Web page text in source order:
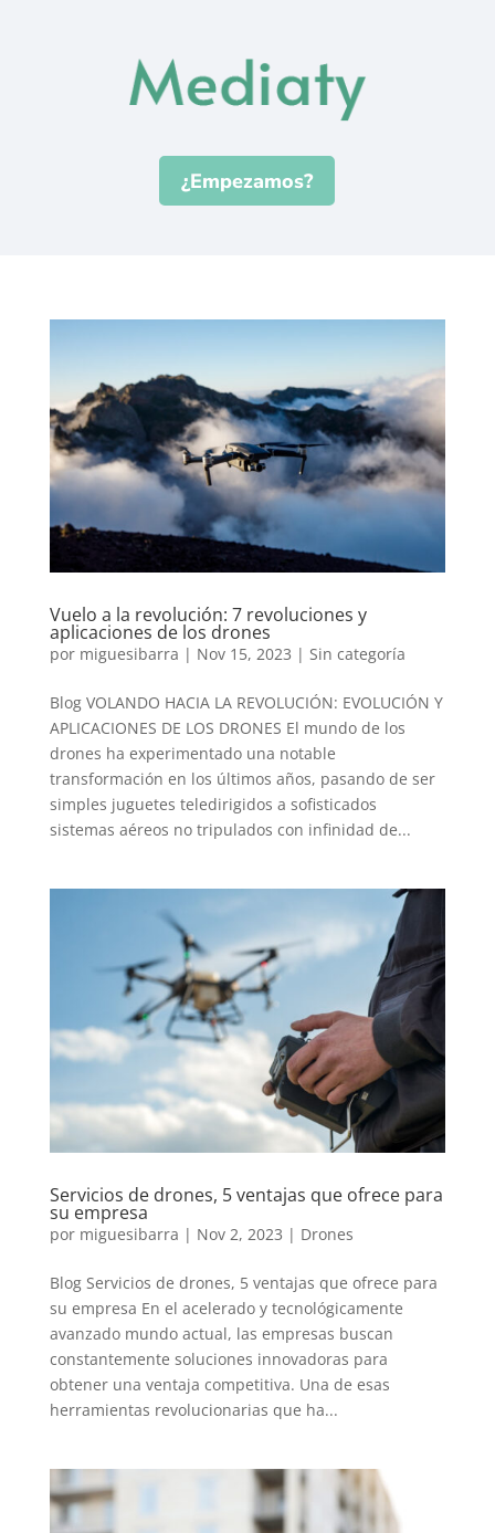
¿Empezamos?
Vuelo a la revolución: 7 revoluciones y
aplicaciones de los drones
por miguesibarra | Nov 15, 2023 | Sin categoría
Blog VOLANDO HACIA LA REVOLUCIÓN: EVOLUCIÓN Y
APLICACIONES DE LOS DRONES El mundo de los
drones ha experimentado una notable
transformación en los últimos años, pasando de ser
simples juguetes teledirigidos a sofisticados
sistemas aéreos no tripulados con infinidad de...
Servicios de drones, 5 ventajas que ofrece para
su empresa
por miguesibarra | Nov 2, 2023 | Drones
Blog Servicios de drones, 5 ventajas que ofrece para
su empresa En el acelerado y tecnológicamente
avanzado mundo actual, las empresas buscan
constantemente soluciones innovadoras para
obtener una ventaja competitiva. Una de esas
herramientas revolucionarias que ha...